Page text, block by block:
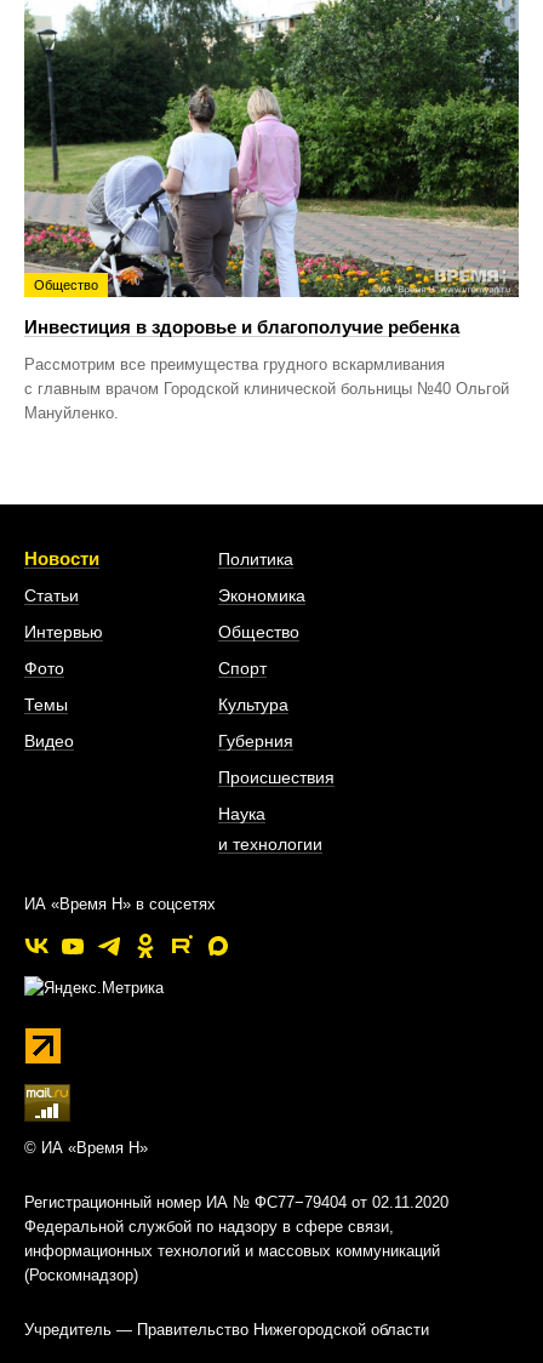
Общество
Инвестиция в здоровье и благополучие ребенка
Рассмотрим все преимущества грудного вскармливания
с главным врачом Городской клинической больницы №40 Ольгой
Мануйленко.
Новости
Статьи
Интервью
Фото
Темы
Видео
Политика
Экономика
Общество
Спорт
Культура
Губерния
Происшествия
Наука
и технологии
ИА «Время Н» в соцсетях
© ИА «Время Н»
Регистрационный номер ИА № ФС77−79404 от 02.11.2020
Федеральной службой по надзору в сфере связи,
информационных технологий и массовых коммуникаций
(Роскомнадзор)
Учредитель — Правительство Нижегородской области